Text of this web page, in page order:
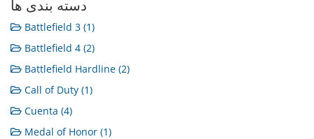
دسته بندی ها
Battlefield 3 (1)
Battlefield 4 (2)
Battlefield Hardline (2)
Call of Duty (1)
Cuenta (4)
Medal of Honor (1)